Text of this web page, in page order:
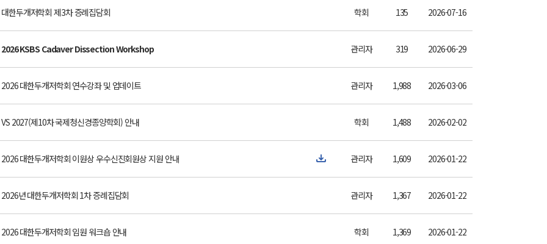
대한두개저학회 제3차 증례집담회 학회 135 2026-07-16
2026 KSBS Cadaver Dissection Workshop 관리자 319 2026-06-29
2026 대한두개저학회 연수강좌 및 업데이트 관리자 1,988 2026-03-06
VS 2027(제10차 국제청신경종양학회) 안내 학회 1,488 2026-02-02
2026 대한두개저학회 이원상 우수신진회원상 지원 안내 관리자 1,609 2026-01-22
2026년 대한두개저학회 1차 증례집담회 관리자 1,367 2026-01-22
2026 대한두개저학회 임원 워크숍 안내 학회 1,369 2026-01-22